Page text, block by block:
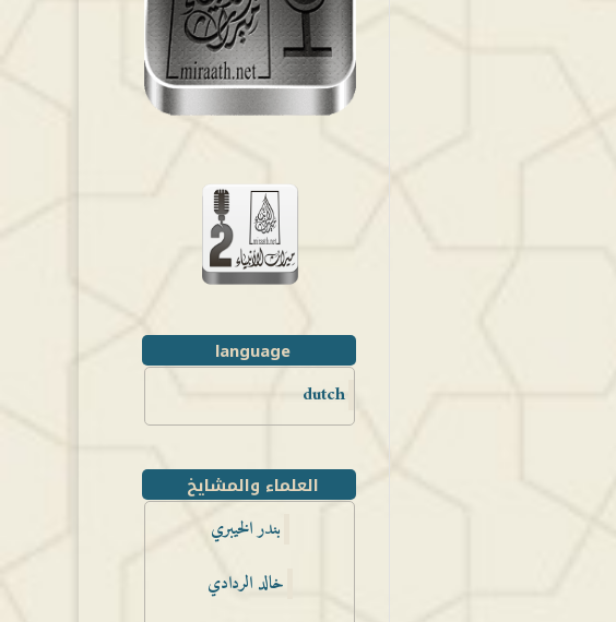
language
dutch
العلماء والمشايخ
بندر الخيبري
خالد الردادي